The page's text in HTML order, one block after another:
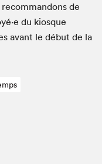
de
du kiosque
avant le début de la